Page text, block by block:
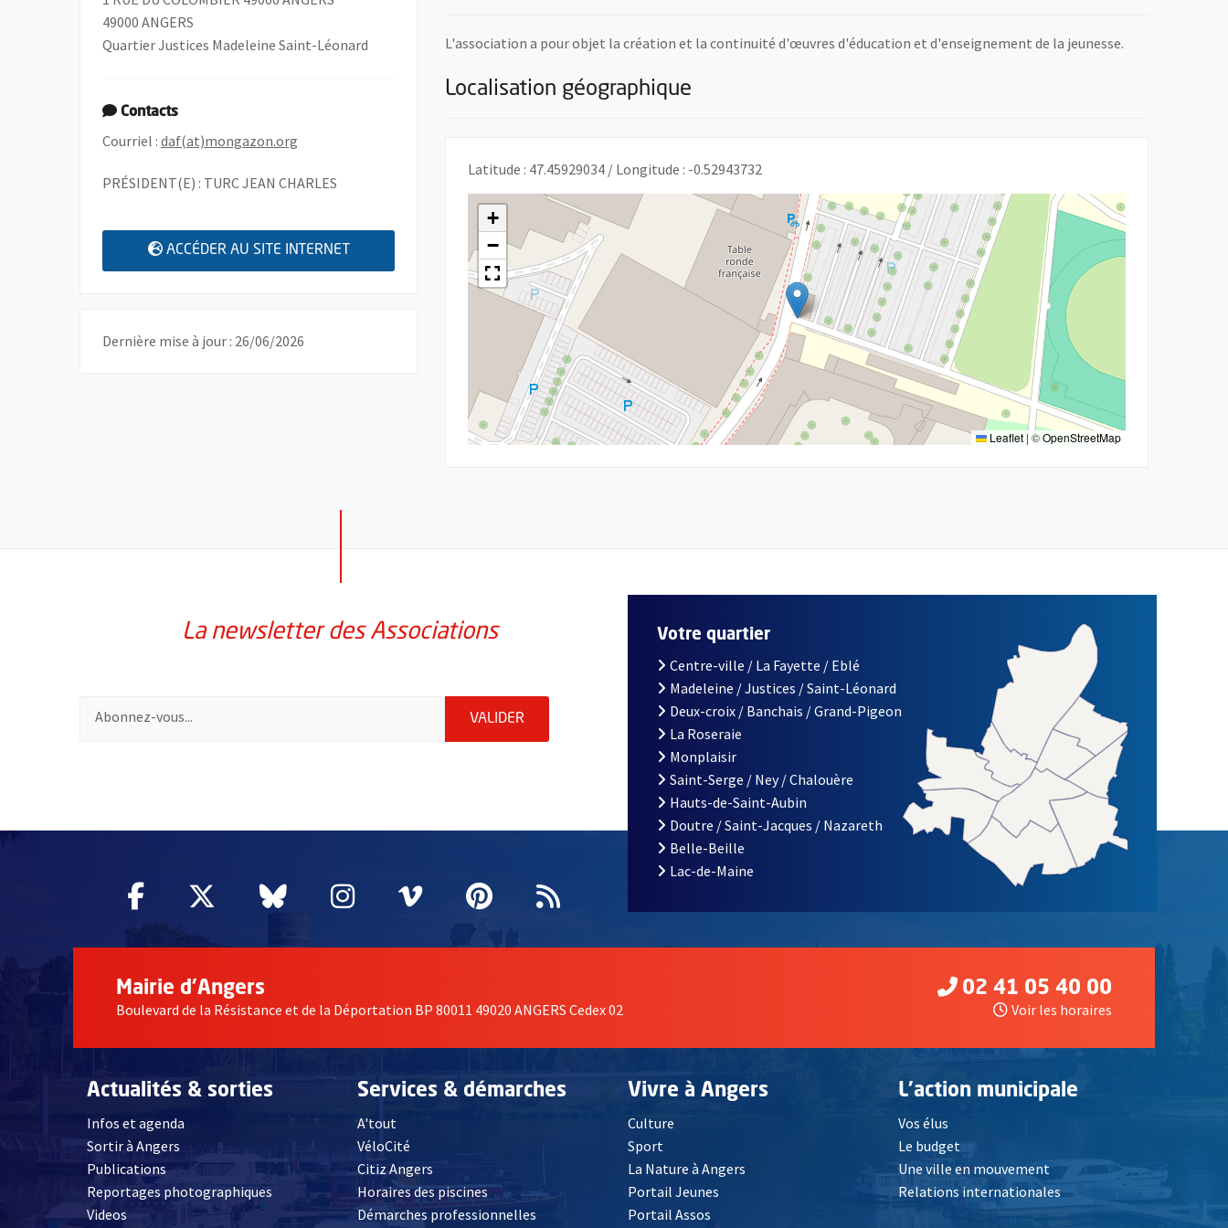
L'association a pour objet la création et la continuité d'œuvres d'éducation et d'enseignement de la jeunesse.
Localisation géographique
Latitude : 47.45929034 / Longitude : -0.52943732
+
−
Leaflet | ©OpenStreetMap
49000 ANGERS
Quartier Justices Madeleine Saint-Léonard
Contacts
Courriel :daf(at)mongazon.org
PRÉSIDENT(E) : TURC JEAN CHARLES
ACCÉDER AU SITE INTERNET , OUVRE UNE NOUVELLE FENÊTRE
Dernière mise à jour : 26/06/2026
La newsletter des Associations
Pour vous inscrire à la lettre d'information des associations de la ville d'Angers, indiquez votre email (champ obligatoire)
VALIDER ENVOYER MA DEMANDE D'INSCRIPTION À LA LETTRE D'INFORMATION DES ASSOCIATIONS DE LA VILLE
Facebook
, Ouvre une nouvelle fenêtre
Twitter
, Ouvre une nouvelle fenêtre
Bluesky
, Ouvre une nouvelle fenêtre
Instagram
, Ouvre une nouvelle fenêtre
Vimeo
, Ouvre une nouvelle fenêtre
Pinterest
, Ouvre une nouvelle fenêtre
Flux RSS
Votre quartier
Centre-ville / La Fayette / Eblé
Madeleine / Justices / Saint-Léonard
Deux-croix / Banchais / Grand-Pigeon
La Roseraie
Monplaisir
Saint-Serge / Ney / Chalouère
Hauts-de-Saint-Aubin
Doutre / Saint-Jacques / Nazareth
Belle-Beille
Lac-de-Maine
Mairie d'Angers
Boulevard de la Résistance et de la Déportation BP 80011 49020 ANGERS Cedex 02
02 41 05 40 00
Voir les horaires
Actualités & sorties
Infos et agenda
Sortir à Angers
Publications
Reportages photographiques
Videos, Ouvre une nouvelle fenêtre
Services & démarches
A'tout
VéloCité
Citiz Angers , Ouvre une nouvelle fenêtre
Horaires des piscines
Démarches professionnelles
Vivre à Angers
Culture
Sport
La Nature à Angers
Portail Jeunes
Portail Assos
L'action municipale
Vos élus
Le budget
Une ville en mouvement
Relations internationales